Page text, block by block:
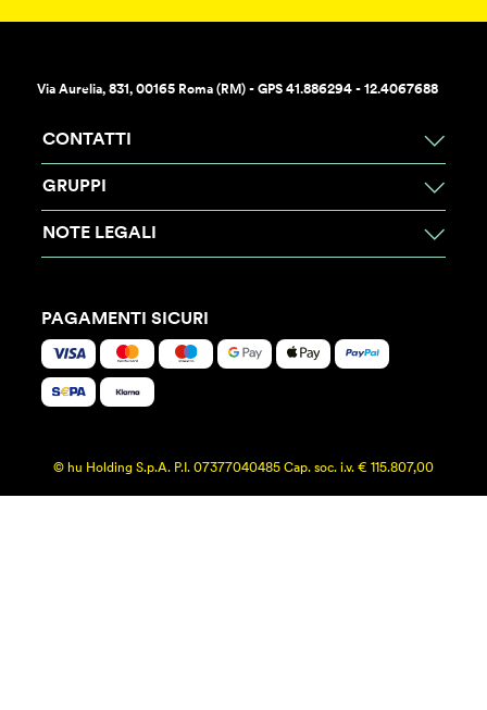
Via Aurelia, 831, 00165 Roma (RM) - GPS 41.886294 - 12.4067688
CONTATTI
GRUPPI
NOTE LEGALI
PAGAMENTI SICURI
© hu Holding S.p.A. P.I. 07377040485 Cap. soc. i.v. € 115.807,00